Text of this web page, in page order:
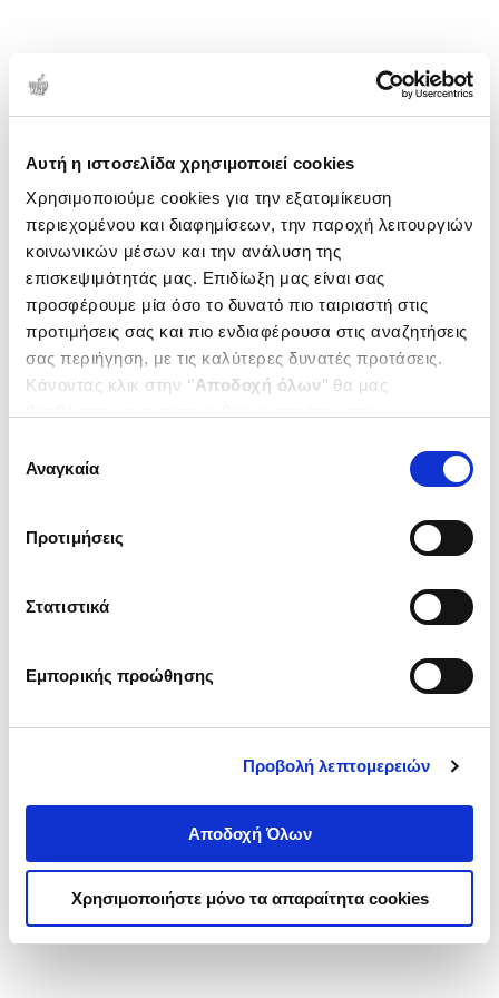
Αυτή η ιστοσελίδα χρησιμοποιεί cookies
Χρησιμοποιούμε cookies για την εξατομίκευση
περιεχομένου και διαφημίσεων, την παροχή λειτουργιών
κοινωνικών μέσων και την ανάλυση της
επισκεψιμότητάς μας. Επιδίωξη μας είναι σας
προσφέρουμε μία όσο το δυνατό πιο ταιριαστή στις
προτιμήσεις σας και πιο ενδιαφέρουσα στις αναζητήσεις
σας περιήγηση, με τις καλύτερες δυνατές προτάσεις.
Κάνοντας κλικ στην ‘’Αποδοχή όλων’’ θα μας
ενδιαφέρουν και να επιλέξετε από τα παρακάτω με την
΄΄και να ενημερωθείτε σχετικά με
συγκατάθεσης
Αναγκαία
Προτιμήσεις
Στατιστικά
Εμπορικής προώθησης
Προβολή λεπτομερειών
Αποδοχή Όλων
Χρησιμοποιήστε μόνο τα απαραίτητα cookies